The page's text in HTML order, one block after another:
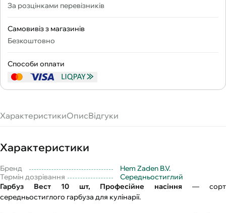
За розцінками перевізників
Самовивіз з магазинів
Безкоштовно
Способи оплати
ХарактеристикиОписВідгуки
Характеристики
Бренд
Hem Zaden B.V.
Термін дозрівання
Середньостиглий
Гарбуз Вест 10 шт, Професійне насіння — сорт
середньостиглого гарбуза для кулінарії.